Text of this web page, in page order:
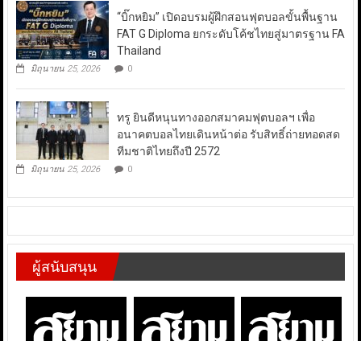
“บิ๊กหยิม” เปิดอบรมผู้ฝึกสอนฟุตบอลขั้นพื้นฐาน
FAT G Diploma ยกระดับโค้ชไทยสู่มาตรฐาน FA
Thailand
มิถุนายน 25, 2026 0
ทรู ยินดีหนุนทางออกสมาคมฟุตบอลฯ เพื่อ
อนาคตบอลไทยเดินหน้าต่อ รับสิทธิ์ถ่ายทอดสด
ทีมชาติไทยถึงปี 2572
มิถุนายน 25, 2026 0
ผู้สนับสนุน